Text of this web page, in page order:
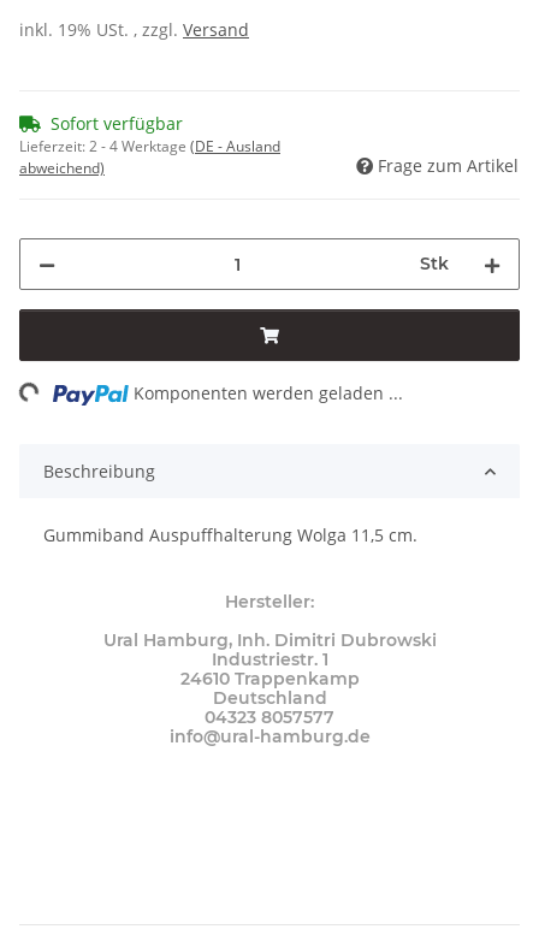
inkl. 19% USt. , zzgl. Versand
Sofort verfügbar
Lieferzeit:2 - 4 Werktage (DE - Ausland
abweichend)
Frage zum Artikel
Stk
Komponenten werden geladen ...
Beschreibung
Gummiband Auspuffhalterung Wolga 11,5 cm.
Hersteller:
Ural Hamburg, Inh. Dimitri Dubrowski
Industriestr. 1
24610 Trappenkamp
Deutschland
04323 8057577
info@ural-hamburg.de